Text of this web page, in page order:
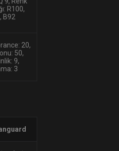
R100,
B92
20,
50,
9,
3